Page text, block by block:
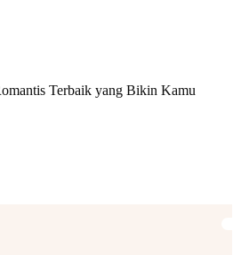
Terbaik yang Bikin Kamu